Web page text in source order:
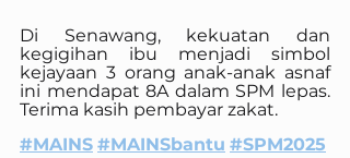
Di Senawang, kekuatan dan
kegigihan ibu menjadi simbol
kejayaan 3 orang anak-anak asnaf
ini mendapat 8A dalam SPM lepas.
Terima kasih pembayar zakat.
#MAINS #MAINSbantu #SPM2025